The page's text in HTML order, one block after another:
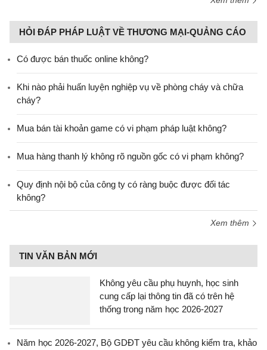
HỎI ĐÁP PHÁP LUẬT VỀ THƯƠNG MẠI-QUẢNG CÁO
Có được bán thuốc online không?
Khi nào phải huấn luyện nghiệp vụ về phòng cháy và chữa
cháy?
Mua bán tài khoản game có vi phạm pháp luật không?
Mua hàng thanh lý không rõ nguồn gốc có vi phạm không?
Quy định nội bộ của công ty có ràng buộc được đối tác
không?
Xem thêm
TIN VĂN BẢN MỚI
Không yêu cầu phụ huynh, học sinh
cung cấp lại thông tin đã có trên hệ
thống trong năm học 2026-2027
Năm học 2026-2027, Bộ GDĐT yêu cầu không kiểm tra, khảo